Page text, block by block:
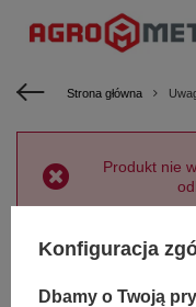
Strona główna
Produkt nie
Konfiguracja
Dbamy o Twoją